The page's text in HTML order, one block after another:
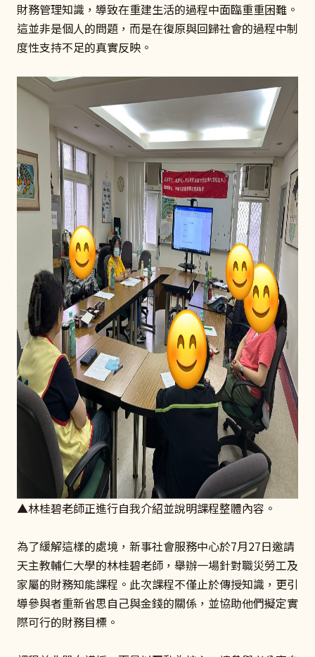
財務管理知識，導致在重建生活的過程中面臨重重困難。
這並非是個人的問題，而是在復原與回歸社會的過程中制
度性支持不足的真實反映。
▲林桂碧老師正進行自我介紹並說明課程整體內容。
為了緩解這樣的處境，新事社會服務中心於7月27日邀請
天主教輔仁大學的林桂碧老師，舉辦一場針對職災勞工及
家屬的財務知能課程。此次課程不僅止於傳授知識，更引
導參與者重新省思自己與金錢的關係，並協助他們擬定實
際可行的財務目標。